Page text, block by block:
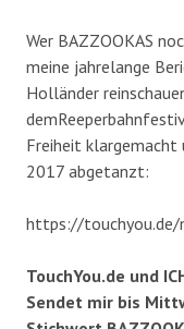
Wer BAZZOOKAS
meine jahrelange
Holländer
Freiheit klargemacht
2017 abgetanzt:
https://touchyou.de/
TouchYou.de und
Sendet mir bis